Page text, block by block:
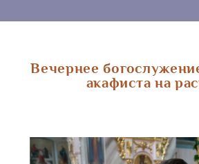
Вечернее
акафиста на